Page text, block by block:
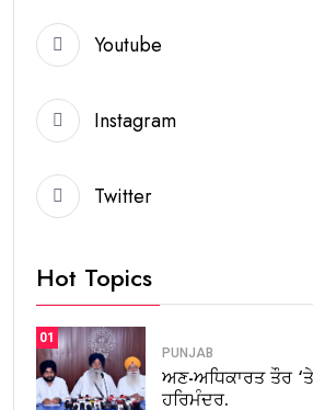
Youtube
Instagram
Twitter
Hot Topics
01
PUNJAB
ਅਣ-ਅਧਿਕਾਰਤ ਤੌਰ
ਹਰਿਮੰਦਰ.